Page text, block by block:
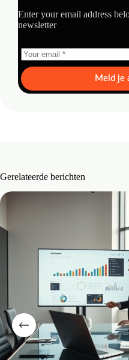
Enter your email address
newsletter
Meld je
Gerelateerde berichten